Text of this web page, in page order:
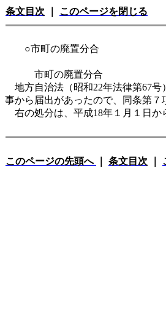
条文目次 このページを閉じる
○市町の廃置分合
市町の廃置分合
地方自治法（昭和22年法律第67
事から届出があったので、同条第
右の処分は、平成18年１月１日
このページの先頭へ 条文目次